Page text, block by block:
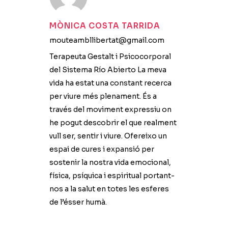
MÒNICA COSTA TARRIDA
mouteambllibertat@gmail.com
Terapeuta Gestalt i Psicocorporal
del Sistema Río Abierto La meva
vida ha estat una constant recerca
per viure més plenament. És a
través del moviment expressiu on
he pogut descobrir el que realment
vull ser, sentir i viure. Ofereixo un
espai de cures i expansió per
sostenir la nostra vida emocional,
física, psíquica i espiritual portant-
nos a la salut en totes les esferes
de l’ésser humà.